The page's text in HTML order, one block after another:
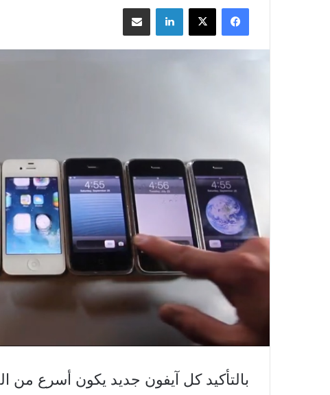
فيسبوك ‫X لينكدإن مشاركة بالبريد الإلكتروني
بالتأكيد كل آيفون جديد يكون أسرع من